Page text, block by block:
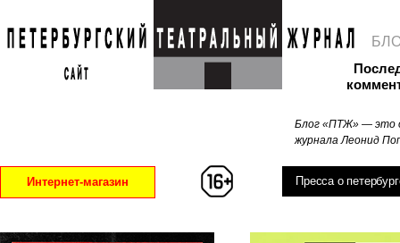
Блог «ПТЖ» — это
журнала Леонид
Интернет-магазин Пресса о